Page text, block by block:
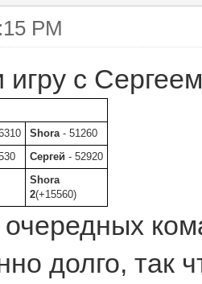
PM
с
Shora - 51260
Сергей - 52920
Shora
2(+15560)
долго, так